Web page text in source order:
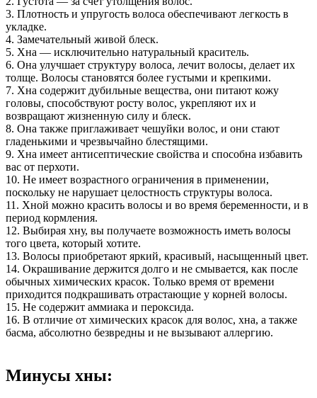
3. Плотность и упругость волоса обеспечивают легкость в
укладке.
4. Замечательный живой блеск.
5. Хна — исключительно натуральный краситель.
6. Она улучшает структуру волоса, лечит волосы, делает их
толще. Волосы становятся более густыми и крепкими.
7. Хна содержит дубильные вещества, они питают кожу
головы, способствуют росту волос, укрепляют их и
возвращают жизненную силу и блеск.
8. Она также приглаживает чешуйки волос, и они стают
гладенькими и чрезвычайно блестящими.
9. Хна имеет антисептические свойства и способна избавить
вас от перхоти.
10. Не имеет возрастного ограничения в применении,
поскольку не нарушает целостность структуры волоса.
11. Хной можно красить волосы и во время беременности, и в
период кормления.
12. Выбирая хну, вы получаете возможность иметь волосы
того цвета, который хотите.
13. Волосы приобретают яркий, красивый, насыщенный цвет.
14. Окрашивание держится долго и не смывается, как после
обычных химических красок. Только время от времени
приходится подкрашивать отрастающие у корней волосы.
15. Не содержит аммиака и пероксида.
16. В отличие от химических красок для волос, хна, а также
басма, абсолютно безвредны и не вызывают аллергию.
Минусы хны: